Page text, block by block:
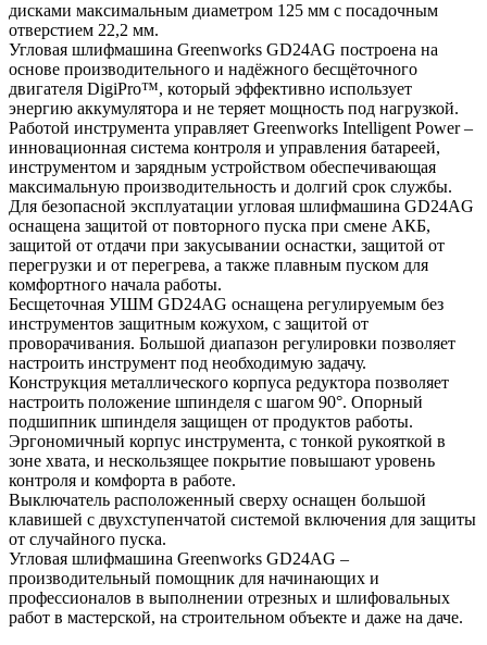
дисками максимальным диаметром 125 мм с посадочным
отверстием 22,2 мм.
Угловая шлифмашина Greenworks GD24AG построена на
основе производительного и надёжного бесщёточного
двигателя DigiPro™, который эффективно использует
энергию аккумулятора и не теряет мощность под нагрузкой.
Работой инструмента управляет Greenworks Intelligent Power –
инновационная система контроля и управления батареей,
инструментом и зарядным устройством обеспечивающая
максимальную производительность и долгий срок службы.
Для безопасной эксплуатации угловая шлифмашина GD24AG
оснащена защитой от повторного пуска при смене АКБ,
защитой от отдачи при закусывании оснастки, защитой от
перегрузки и от перегрева, а также плавным пуском для
комфортного начала работы.
Бесщеточная УШМ GD24AG оснащена регулируемым без
инструментов защитным кожухом, с защитой от
проворачивания. Большой диапазон регулировки позволяет
настроить инструмент под необходимую задачу.
Конструкция металлического корпуса редуктора позволяет
настроить положение шпинделя с шагом 90°. Опорный
подшипник шпинделя защищен от продуктов работы.
Эргономичный корпус инструмента, с тонкой рукояткой в
зоне хвата, и нескользящее покрытие повышают уровень
контроля и комфорта в работе.
Выключатель расположенный сверху оснащен большой
клавишей с двухступенчатой системой включения для защиты
от случайного пуска.
Угловая шлифмашина Greenworks GD24AG –
производительный помощник для начинающих и
профессионалов в выполнении отрезных и шлифовальных
работ в мастерской, на строительном объекте и даже на даче.